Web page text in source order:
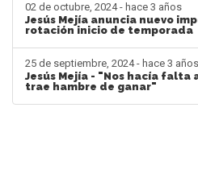
02 de octubre, 2024 - hace 3 años
Jesús Mejía anuncia nuevo
rotación inicio de temporada
25 de septiembre, 2024 - hace 3 años
Jesús Mejía - "Nos hacía falta
trae hambre de ganar"